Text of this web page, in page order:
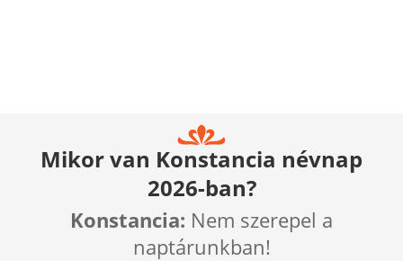
Mikor van Konstancia névnap
2026-ban?
Konstancia: Nem szerepel a
naptárunkban!